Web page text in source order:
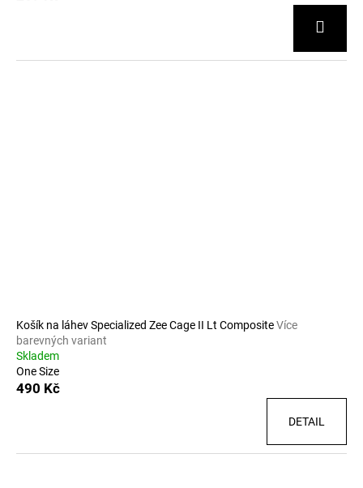
Košík na láhev Specialized Zee Cage II Lt CompositeVíce
barevných variant
Skladem
One Size
490 Kč
DETAIL